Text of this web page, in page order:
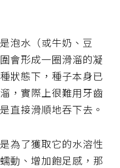
泡水（或牛奶、豆
會形成一圈滑溜的凝
狀態下，種子本身已
，實際上很難用牙齒
直接滑順地吞下去。
為了獲取它的水溶性
動、增加飽足感，那